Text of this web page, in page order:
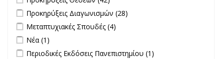
Apply Προκηρύξεις Διαγωνισμών filter
Προκηρύξεις Διαγωνισμών (28)
Apply Μεταπτυχιακές Σπουδές filter
Μεταπτυχιακές Σπουδές (4)
Apply Νέα filter
Νέα (1)
Apply Περιοδικές Εκδόσεις Πανεπιστημίου filter
Περιοδικές Εκδόσεις Πανεπιστημίου (1)